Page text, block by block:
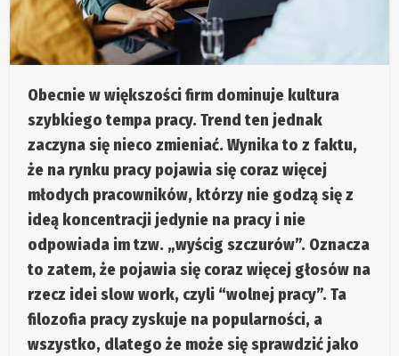
Obecnie w większości firm dominuje kultura
szybkiego tempa pracy. Trend ten jednak
zaczyna się nieco zmieniać. Wynika to z faktu,
że na rynku pracy pojawia się coraz więcej
młodych pracowników, którzy nie godzą się z
ideą koncentracji jedynie na pracy i nie
odpowiada im tzw. „wyścig szczurów”. Oznacza
to zatem, że pojawia się coraz więcej głosów na
rzecz idei slow work, czyli “wolnej pracy”. Ta
filozofia pracy zyskuje na popularności, a
wszystko, dlatego że może się sprawdzić jako